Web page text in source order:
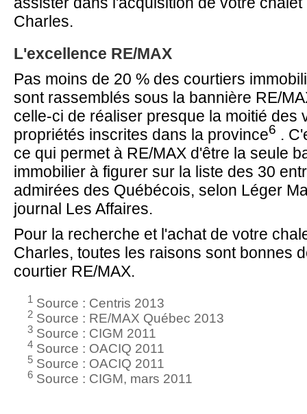
Charles.
L'excellence RE/MAX
Pas moins de 20 % des courtiers
sont rassemblés sous la bannière RE/
celle-ci de réaliser presque la moitié des
propriétés inscrites dans la province6 .
ce qui permet à RE/MAX d'être la seule
immobilier à figurer sur la liste des 30
admirées des Québécois, selon Léger
journal Les Affaires.
Pour la recherche et l'achat de votre
Charles, toutes les raisons sont bonnes
courtier RE/MAX.
1 Source : Centris 2013
2 Source : RE/MAX Québec 2013
3 Source : CIGM 2011
4 Source : OACIQ 2011
5 Source : OACIQ 2011
6 Source : CIGM, mars 2011